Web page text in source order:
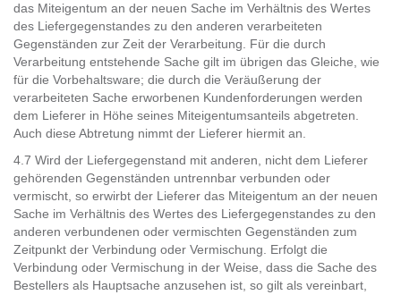
das Miteigentum an der neuen Sache im Verhältnis des Wertes
des Liefergegenstandes zu den anderen verarbeiteten
Gegenständen zur Zeit der Verarbeitung. Für die durch
Verarbeitung entstehende Sache gilt im übrigen das Gleiche, wie
für die Vorbehaltsware; die durch die Veräußerung der
verarbeiteten Sache erworbenen Kundenforderungen werden
dem Lieferer in Höhe seines Miteigentumsanteils abgetreten.
Auch diese Abtretung nimmt der Lieferer hiermit an.
4.7 Wird der Liefergegenstand mit anderen, nicht dem Lieferer
gehörenden Gegenständen untrennbar verbunden oder
vermischt, so erwirbt der Lieferer das Miteigentum an der neuen
Sache im Verhältnis des Wertes des Liefergegenstandes zu den
anderen verbundenen oder vermischten Gegenständen zum
Zeitpunkt der Verbindung oder Vermischung. Erfolgt die
Verbindung oder Vermischung in der Weise, dass die Sache des
Bestellers als Hauptsache anzusehen ist, so gilt als vereinbart,